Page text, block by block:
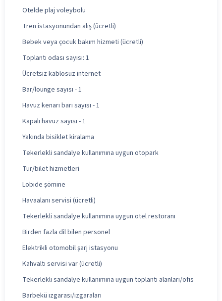
Otelde plaj voleybolu
Tren istasyonundan alış (ücretli)
Bebek veya çocuk bakım hizmeti (ücretli)
Toplantı odası sayısı: 1
Ücretsiz kablosuz internet
Bar/lounge sayısı - 1
Havuz kenarı barı sayısı - 1
Kapalı havuz sayısı - 1
Yakında bisiklet kiralama
Tekerlekli sandalye kullanımına uygun otopark
Tur/bilet hizmetleri
Lobide şömine
Havaalanı servisi (ücretli)
Tekerlekli sandalye kullanımına uygun otel restoranı
Birden fazla dil bilen personel
Elektrikli otomobil şarj istasyonu
Kahvaltı servisi var (ücretli)
Tekerlekli sandalye kullanımına uygun toplantı alanları/ofis
Barbekü ızgarası/ızgaraları